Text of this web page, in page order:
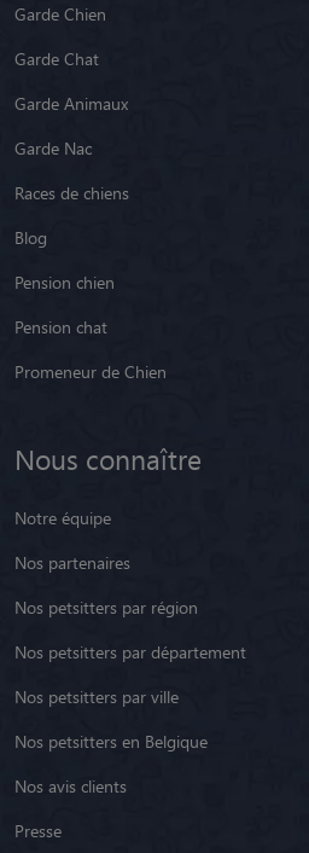
Garde Chien
Garde Chat
Garde Animaux
Garde Nac
Races de chiens
Blog
Pension chien
Pension chat
Promeneur de Chien
Nous connaître
Notre équipe
Nos partenaires
Nos petsitters par région
Nos petsitters par département
Nos petsitters par ville
Nos petsitters en Belgique
Nos avis clients
Presse